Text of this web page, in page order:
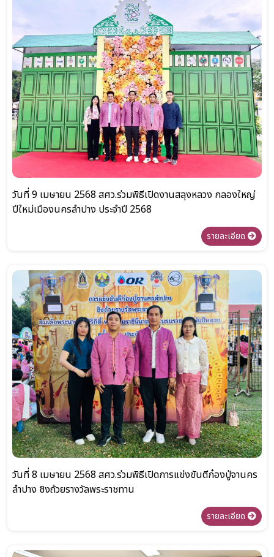
วันที่ 9 เมษายน 2568 สศว.ร่วมพิธีเปิดงานสลุงหลวง กลองใหญ่
ปีใหม่เมืองนครลำปาง ประจำปี 2568
รายละเอียด
วันที่ 8 เมษายน 2568 สศว.ร่วมพิธีเปิดการแข่งขันตีก๋องปู่จานคร
ลำปาง ชิงถ้วยรางวัลพระราชทาน
รายละเอียด